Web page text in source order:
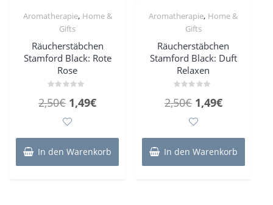
Aromatherapie, Home &
Gifts
Räucherstäbchen
Stamford Black: Rote
Rose
mit
2,50€ Ursprünglicher
Preis
war:
2,50€
1,49€Aktueller
ist:
1,49€.
In den Warenkorb
Aromatherapie, Home &
Gifts
Räucherstäbchen
Stamford Black: Duft
Relaxen
mit
2,50€ Ursprünglicher
Preis
war:
2,50€
1,49€Aktueller
ist:
1,49€.
In den Warenkorb